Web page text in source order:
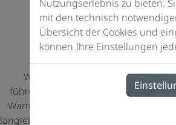
Qualität, die sich
Wir nutzen ausschließlich
führender Marken und bieten einen
Wartungsservice aus einer Hand. So
langlebiger Qualität und einem
Nutzungserlebnis zu bieten.
mit den technisch
Übersicht der Cookies und
können Ihre Einstellungen